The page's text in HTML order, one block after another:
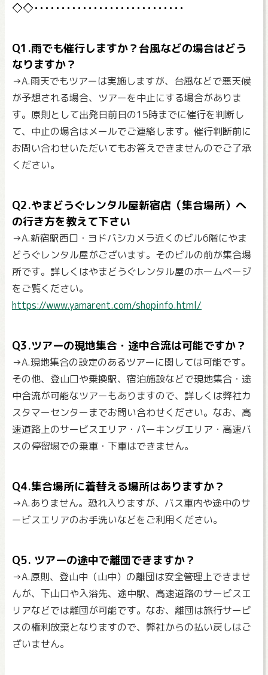
Q1.雨でも催行しますか？台風などの場合はどう
なりますか？
→A.雨天でもツアーは実施しますが、台風などで悪天候
が予想される場合、ツアーを中止にする場合がありま
す。原則として出発日前日の15時までに催行を判断し
て、中止の場合はメールでご連絡します。催行判断前に
お問い合わせいただいてもお答えできませんのでご了承
ください。
Q2.やまどうぐレンタル屋新宿店（集合場所）へ
の行き方を教えて下さい
→A.新宿駅西口・ヨドバシカメラ近くのビル6階にやま
どうぐレンタル屋がございます。そのビルの前が集合場
所です。詳しくはやまどうぐレンタル屋のホームページ
をご覧ください。
https://www.yamarent.com/shopinfo.html/
Q3.ツアーの現地集合・途中合流は可能ですか？
→A.現地集合の設定のあるツアーに関しては可能です。
その他、登山口や乗換駅、宿泊施設などで現地集合・途
中合流が可能なツアーもありますので、詳しくは弊社カ
スタマーセンターまでお問い合わせください。なお、高
速道路上のサービスエリア・パーキングエリア・高速バ
スの停留場での乗車・下車はできません。
Q4.集合場所に着替える場所はありますか？
→A.ありません。恐れ入りますが、バス車内や途中のサ
ービスエリアのお手洗いなどをご利用ください。
Q5. ツアーの途中で離団できますか？
→A.原則、登山中（山中）の離団は安全管理上できませ
んが、下山口や入浴先、途中駅、高速道路のサービスエ
リアなどでは離団が可能です。なお、離団は旅行サービ
スの権利放棄となりますので、弊社からの払い戻しはご
ざいません。